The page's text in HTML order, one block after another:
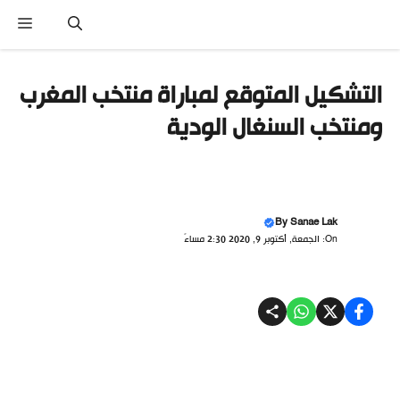
التشكيل المتوقع لمباراة منتخب المغرب
ومنتخب السنغال الودية
BySanae Lak
On: الجمعة, أكتوبر 9, 2020 2:30 مساءً